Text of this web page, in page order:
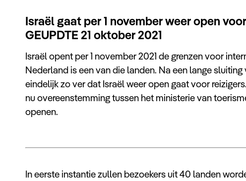
Israël gaat per 1 november weer open
GEUPDTE 21 oktober 2021
Israël opent per 1 november 2021 de grenzen voor
Nederland is een van die landen. Na een lange
eindelijk zo ver dat Israël weer open gaat voor
nu overeenstemming tussen het ministerie van
openen.
In eerste instantie zullen bezoekers uit 40 landen